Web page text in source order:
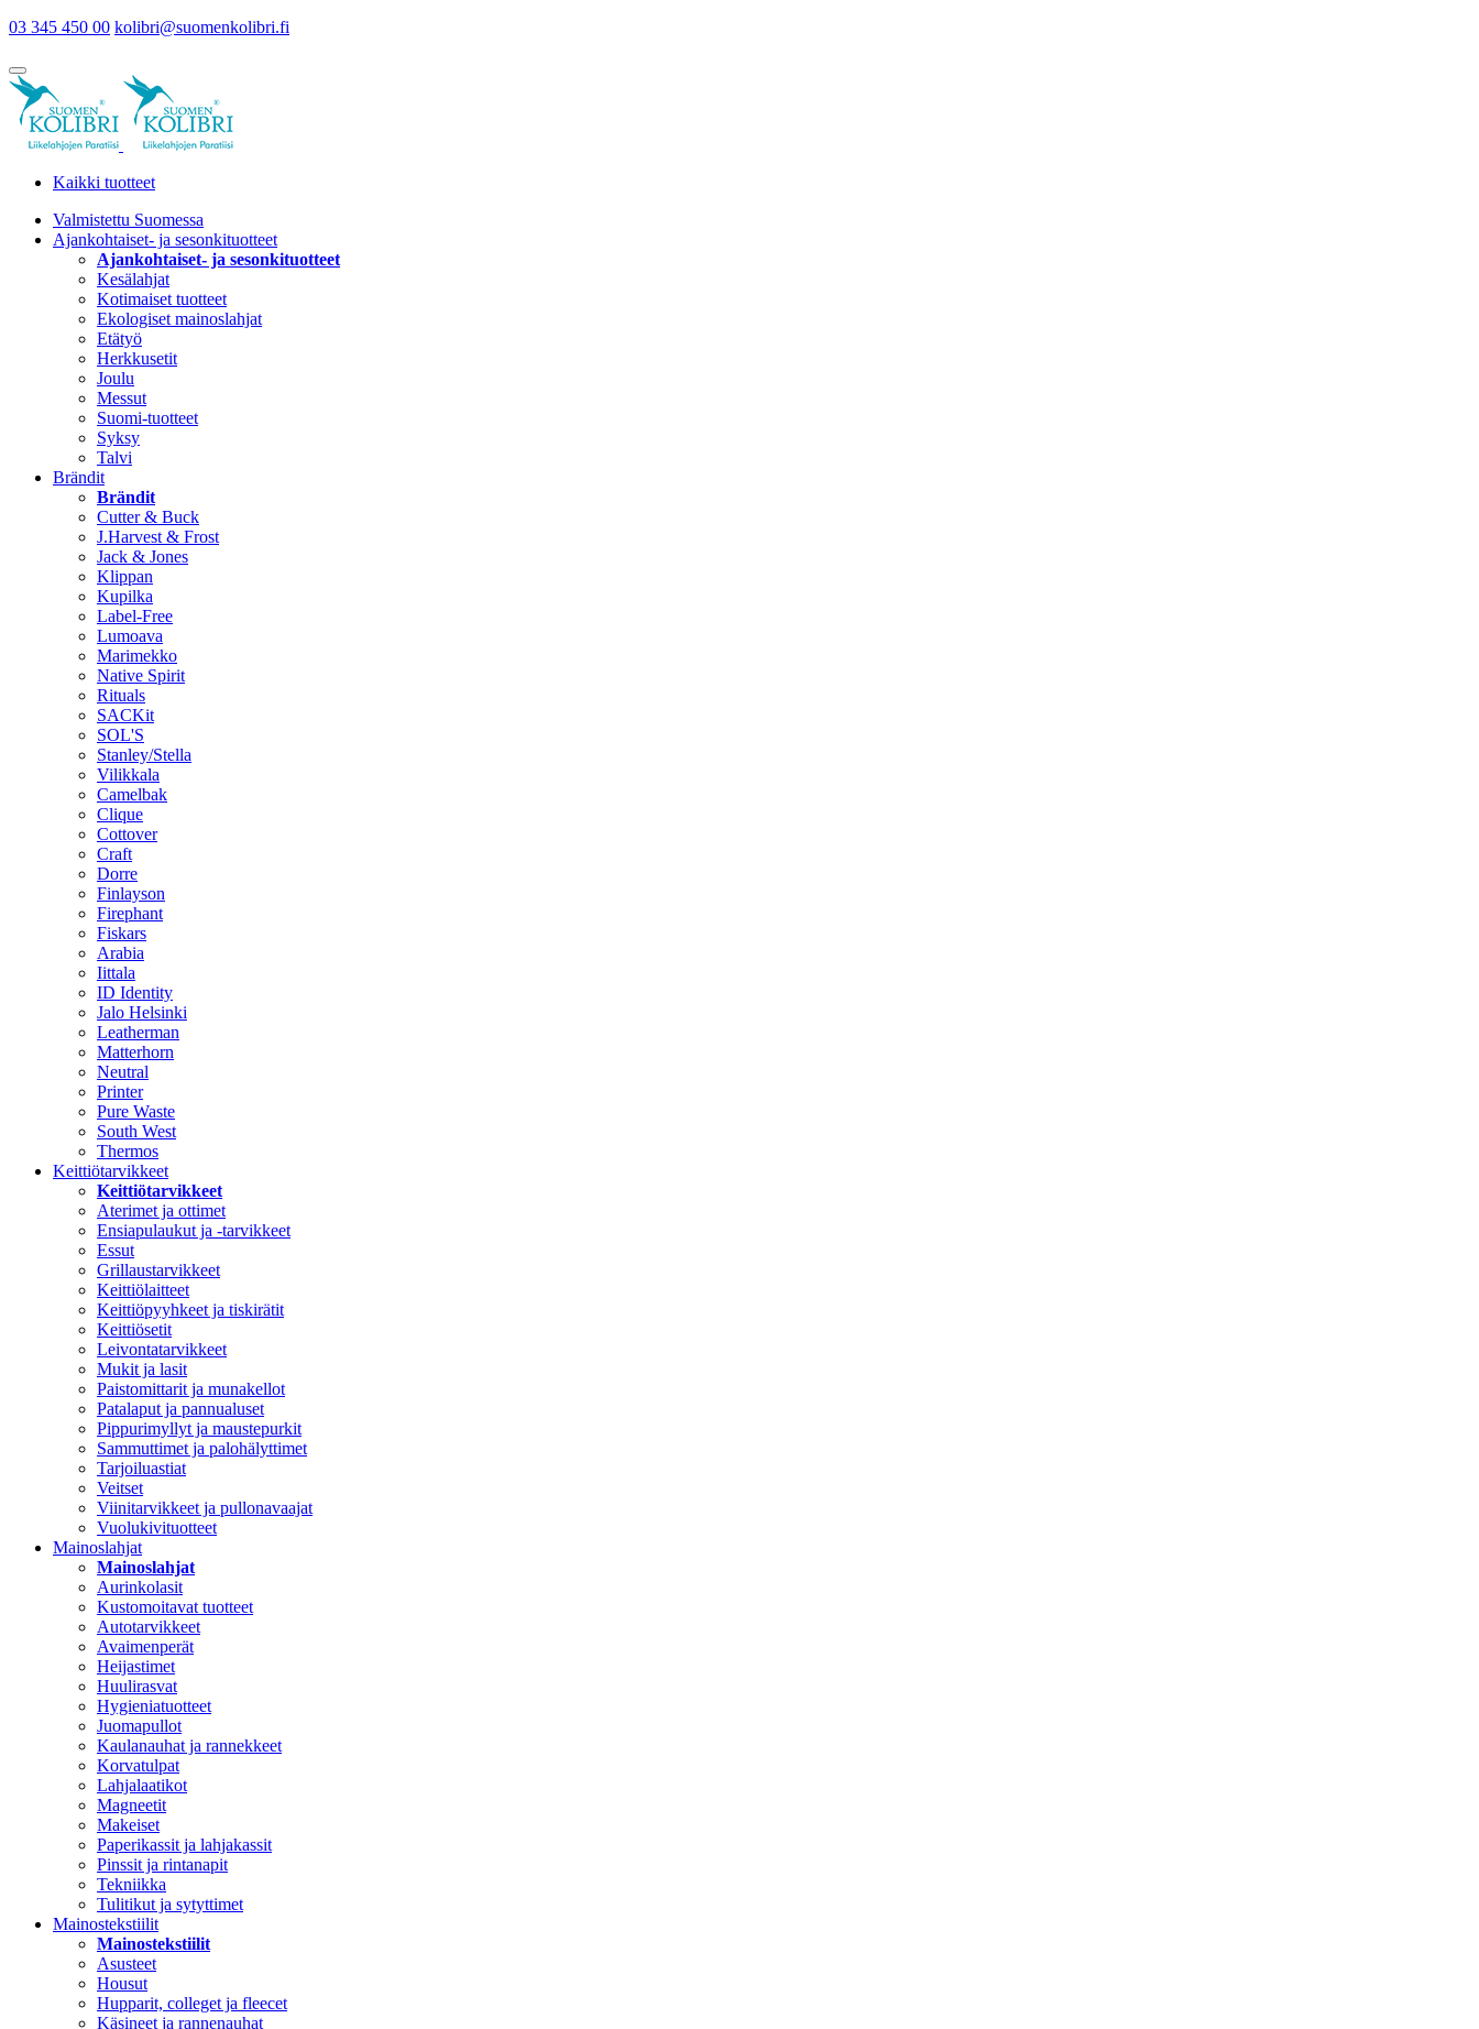
03 345 450 00 kolibri@suomenkolibri.fi
Kaikki tuotteet
Valmistettu Suomessa
Ajankohtaiset- ja sesonkituotteet
Ajankohtaiset- ja sesonkituotteet
Kesälahjat
Kotimaiset tuotteet
Ekologiset mainoslahjat
Etätyö
Herkkusetit
Joulu
Messut
Suomi-tuotteet
Syksy
Talvi
Brändit
Brändit
Cutter & Buck
J.Harvest & Frost
Jack & Jones
Klippan
Kupilka
Label-Free
Lumoava
Marimekko
Native Spirit
Rituals
SACKit
SOL'S
Stanley/Stella
Vilikkala
Camelbak
Clique
Cottover
Craft
Dorre
Finlayson
Firephant
Fiskars
Arabia
Iittala
ID Identity
Jalo Helsinki
Leatherman
Matterhorn
Neutral
Printer
Pure Waste
South West
Thermos
Keittiötarvikkeet
Keittiötarvikkeet
Aterimet ja ottimet
Ensiapulaukut ja -tarvikkeet
Essut
Grillaustarvikkeet
Keittiölaitteet
Keittiöpyyhkeet ja tiskirätit
Keittiösetit
Leivontatarvikkeet
Mukit ja lasit
Paistomittarit ja munakellot
Patalaput ja pannualuset
Pippurimyllyt ja maustepurkit
Sammuttimet ja palohälyttimet
Tarjoiluastiat
Veitset
Viinitarvikkeet ja pullonavaajat
Vuolukivituotteet
Mainoslahjat
Mainoslahjat
Aurinkolasit
Kustomoitavat tuotteet
Autotarvikkeet
Avaimenperät
Heijastimet
Huulirasvat
Hygieniatuotteet
Juomapullot
Kaulanauhat ja rannekkeet
Korvatulpat
Lahjalaatikot
Magneetit
Makeiset
Paperikassit ja lahjakassit
Pinssit ja rintanapit
Tekniikka
Tulitikut ja sytyttimet
Mainostekstiilit
Mainostekstiilit
Asusteet
Housut
Hupparit, colleget ja fleecet
Käsineet ja rannenauhat